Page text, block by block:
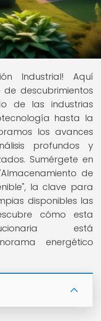
Industrial! Aquí
descubrimientos
de las industrias
hasta la
los avances
profundos y
Sumérgete en
de
la clave para
disponibles las
cómo esta
está
energético